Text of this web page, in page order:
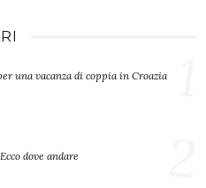
una vacanza di coppia in Croazia
dove andare